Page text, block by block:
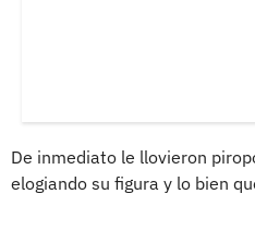
De inmediato le llovieron
elogiando su figura y lo bien